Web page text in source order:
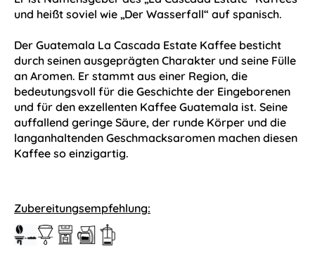
und heißt soviel wie „Der Wasserfall“ auf spanisch.
Der Guatemala La Cascada Estate Kaffee besticht
durch seinen ausgeprägten Charakter und seine Fülle
an Aromen. Er stammt aus einer Region, die
bedeutungsvoll für die Geschichte der Eingeborenen
und für den exzellenten Kaffee Guatemala ist. Seine
auffallend geringe Säure, der runde Körper und die
langanhaltenden Geschmacksaromen machen diesen
Kaffee so einzigartig.
Zubereitungsempfehlung: